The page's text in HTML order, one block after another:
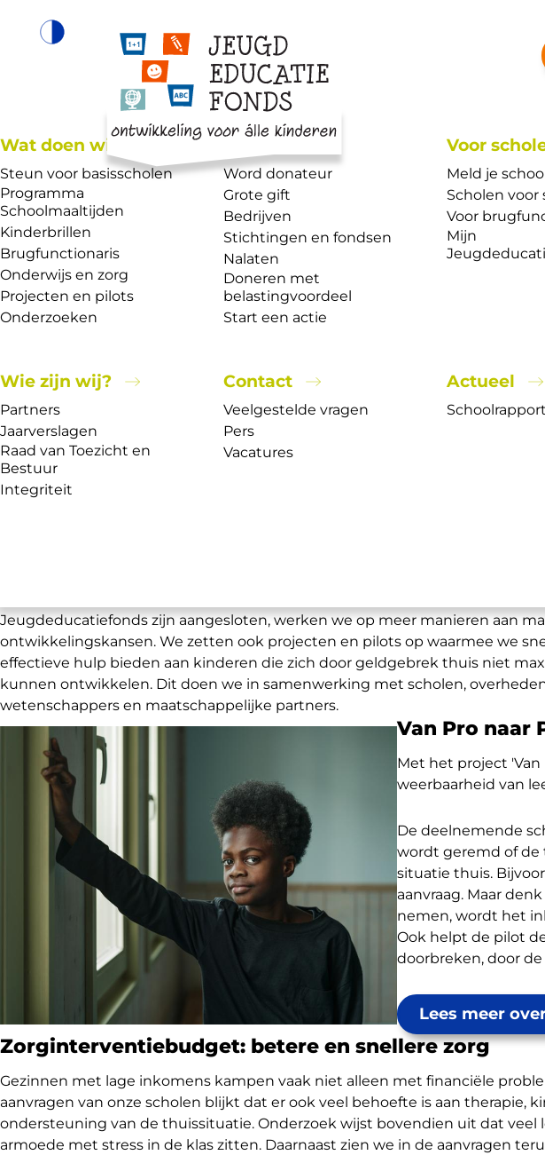
Wat doen wij?
Steun voor basisscholen
Programma
Schoolmaaltijden
Kinderbrillen
Brugfunctionaris
Onderwijs en zorg
Projecten en pilots
Onderzoeken
Word donateur
Grote gift
Bedrijven
Stichtingen en fondsen
Nalaten
Doneren met
belastingvoordeel
Start een actie
Voor
Meld je
Scholen voor
Voor
Mijn
Wie zijn wij?
Partners
Jaarverslagen
Raad van Toezicht en
Bestuur
Integriteit
Contact
Veelgestelde vragen
Pers
Vacatures
Actueel
Jeugdeducatiefonds zijn aangesloten,werken we op meer manieren aan
ontwikkelingskansen. We zetten ook projecten en pilots op waarmee we
effectieve hulp bieden aan kinderen die zich door geldgebrek thuis niet
kunnen ontwikkelen. Dit doen we in samenwerking met scholen,
wetenschappers en maatschappelijke partners.
Van Pro naar
Met het project
weerbaarheid van
De deelnemende
wordt geremd of de
situatie thuis.
aanvraag. Maar
nemen, wordt het
Ook helpt de pilot
doorbreken, door
Lees meer
Zorginterventiebudget: betere en snellere zorg
Gezinnen met lage inkomens kampen vaak niet alleen met financiële
aanvragen van onze scholen blijkt dat er ook veel behoefte is aan therapie,
ondersteuning van de thuissituatie. Onderzoek wijst bovendien uit dat veel
armoede met stress in de klas zitten. Daarnaast zien we in de aanvragen